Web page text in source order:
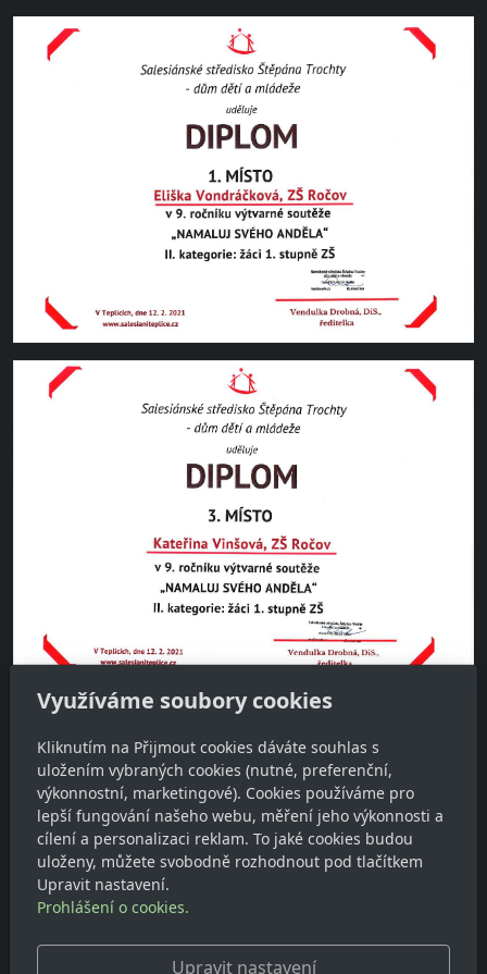
Pro více informací navštivte:Namaluj svého anděla
Využíváme soubory cookies
Kliknutím na Přijmout cookies dáváte souhlas s
uložením vybraných cookies (nutné, preferenční,
výkonnostní, marketingové). Cookies používáme pro
lepší fungování našeho webu, měření jeho výkonnosti a
cílení a personalizaci reklam. To jaké cookies budou
uloženy, můžete svobodně rozhodnout pod tlačítkem
Upravit nastavení.
Prohlášení o cookies.
Upravit nastavení